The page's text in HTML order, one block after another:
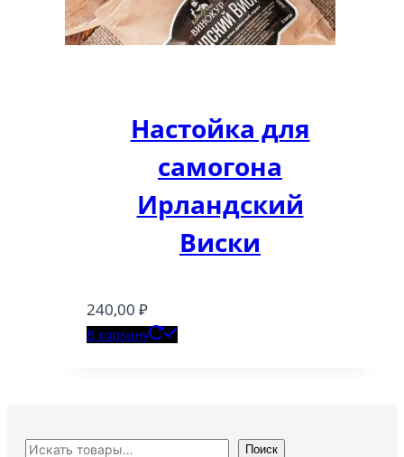
Настойка для
самогона
Ирландский
Виски
240,00 ₽
В корзину
Поиск